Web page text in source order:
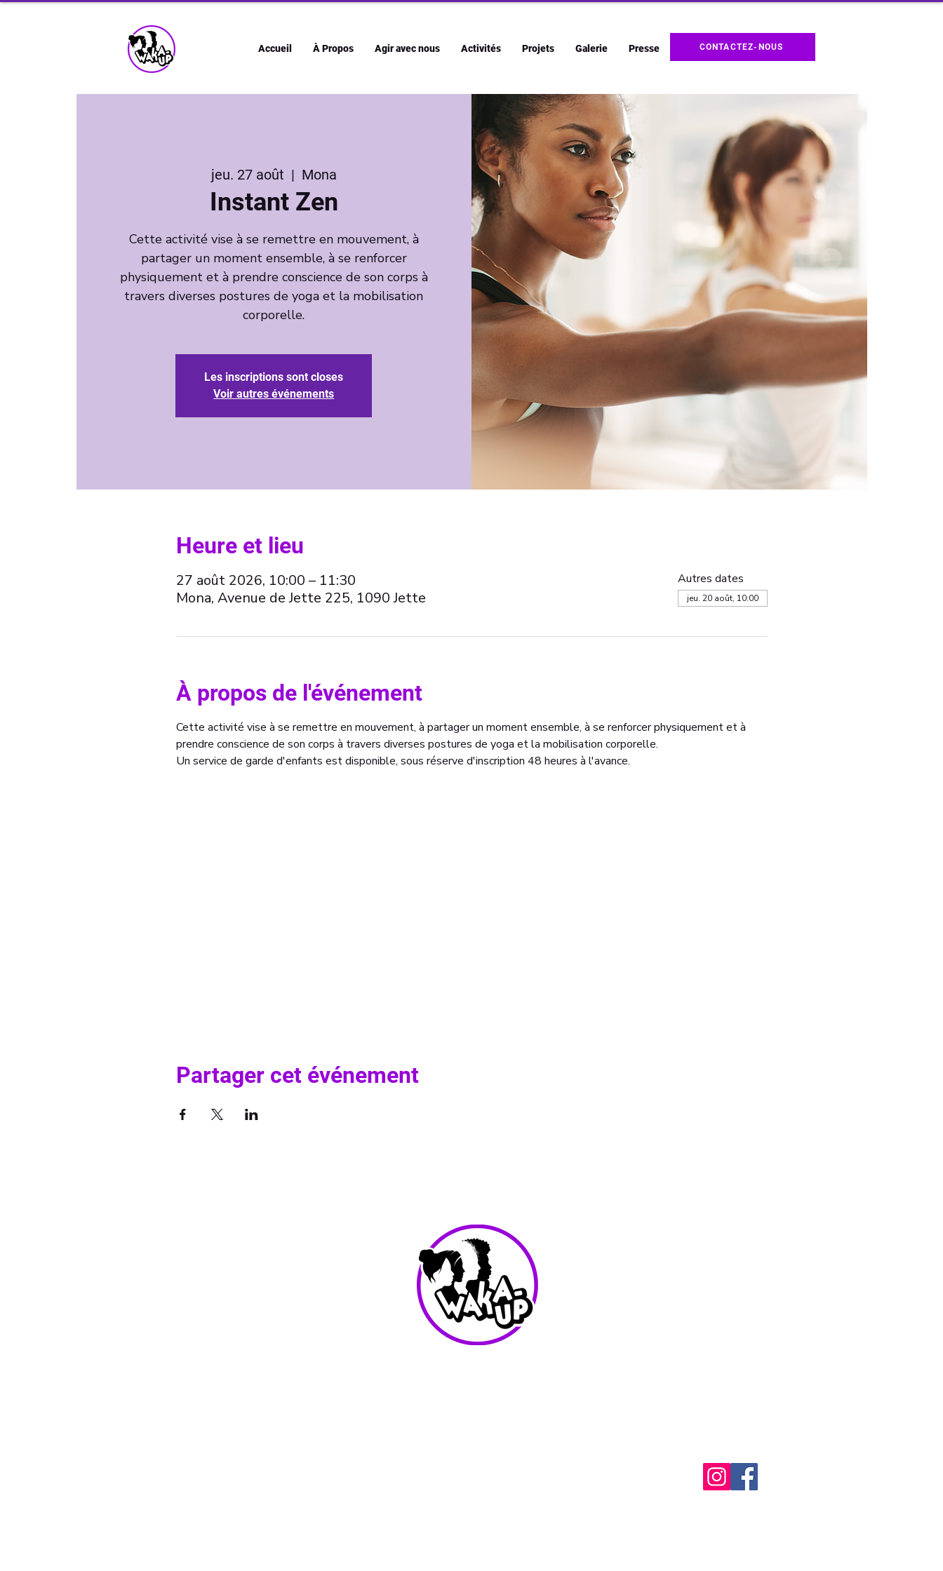
Accueil À Propos Agir avec nous Activités Projets Galerie Presse CONTACTEZ-NOUS
jeu. 27 août
  |
Mona
Instant Zen
Cette activité vise à se remettre en mouvement, à
partager un moment ensemble, à se renforcer
physiquement et à prendre conscience de son corps à
travers diverses postures de yoga et la mobilisation
corporelle.
Les inscriptions sont closes
Voir autres événements
Heure et lieu
27 août 2026, 10:00 – 11:30
Mona, Avenue de Jette 225, 1090 Jette
Autres dates
jeu. 20 août, 10:00
À propos de l'événement
Cette activité vise à se remettre en mouvement, à partager un moment ensemble, à se renforcer physiquement et à
prendre conscience de son corps à travers diverses postures de yoga et la mobilisation corporelle.
Un service de garde d'enfants est disponible, sous réserve d'inscription 48 heures à l'avance.
Partager cet événement